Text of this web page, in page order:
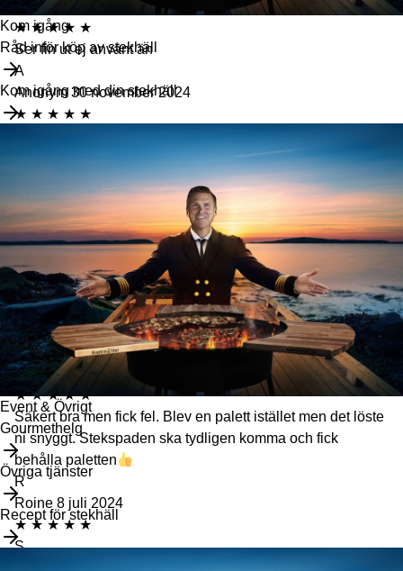
Kom igång
Råd inför köp av stekhäll
Kom igång med din stekhäll
Event & Övrigt
Gourmethelg
Övriga tjänster
Recept för stekhäll
Ann Skärberg
5 december 2024
★ ★ ★ ★ ★
Ser fin ut ej använt än
A
Anonym 30 november 2024
★ ★ ★ ★ ★
Jonas R. 2 november 2024
★
M
Mikael Thörngren 10 september 2024
★ ★ ★ ★ ★
B
Björn Modigh 9 september 2024
★ ★ ★ ★
★
Perfekt
K
Kenneth Ullgren 12 augusti 2024
★ ★ ★ ★ ★
Säkert bra men fick fel. Blev en palett istället men det löste
ni snyggt. Stekspaden ska tydligen komma och fick
behålla paletten
R
Roine 8 juli 2024
★ ★ ★ ★ ★
S